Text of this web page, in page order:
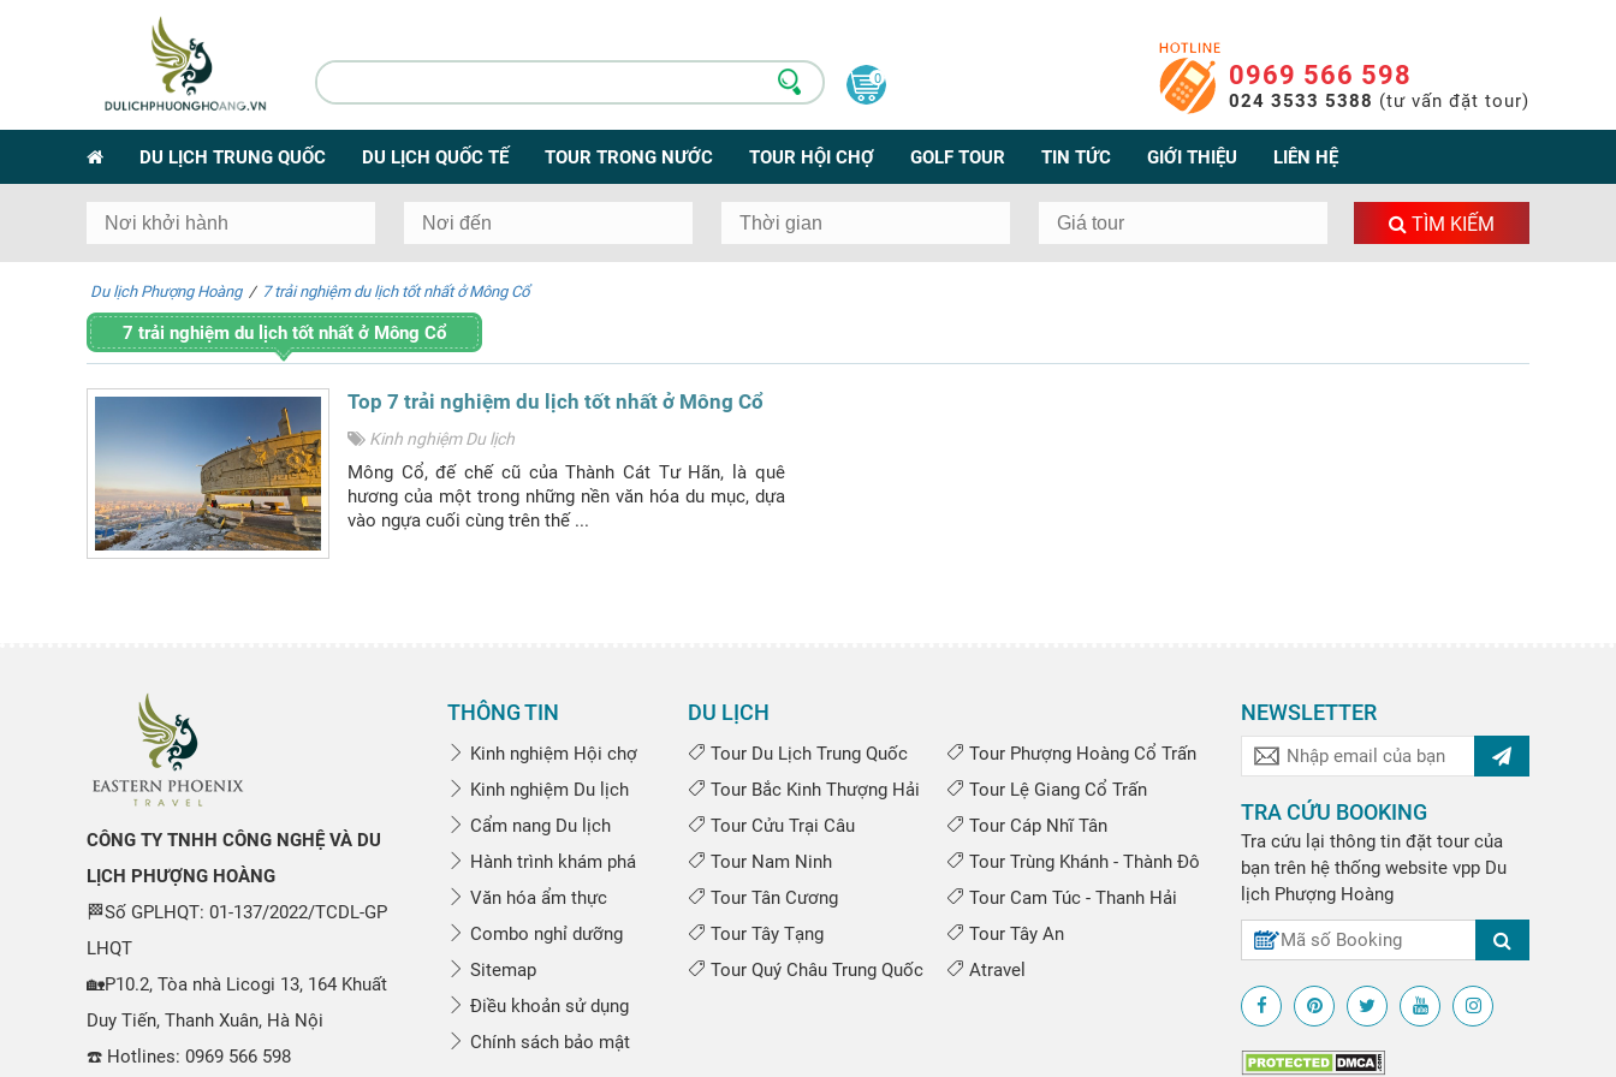
0 0969 566 598
024 3533 5388 (tư vấn đặt tour)
DU LỊCH TRUNG QUỐC DU LỊCH QUỐC TẾ TOUR TRONG NƯỚC TOUR HỘI CHỢ GOLF TOUR TIN TỨC GIỚI THIỆU LIÊN HỆ
TÌM KIẾM
Du lịch Phượng Hoàng / 7 trải nghiệm du lịch tốt nhất ở Mông Cổ
7 trải nghiệm du lịch tốt nhất ở Mông Cổ
Top 7 trải nghiệm du lịch tốt nhất ở Mông Cổ
Kinh nghiệm Du lịch
Mông Cổ, đế chế cũ của Thành Cát Tư Hãn, là quê
hương của một trong những nền văn hóa du mục, dựa
vào ngựa cuối cùng trên thế ...
CÔNG TY TNHH CÔNG NGHỆ VÀ DU
LỊCH PHƯỢNG HOÀNG
🏁Số GPLHQT: 01-137/2022/TCDL-GP
LHQT
🏡P10.2, Tòa nhà Licogi 13, 164 Khuất
Duy Tiến, Thanh Xuân, Hà Nội
☎️ Hotlines: 0969 566 598
THÔNG TIN
Kinh nghiệm Hội chợ
Kinh nghiệm Du lịch
Cẩm nang Du lịch
Hành trình khám phá
Văn hóa ẩm thực
Combo nghỉ dưỡng
Sitemap
Điều khoản sử dụng
Chính sách bảo mật
DU LỊCH
Tour Du Lịch Trung Quốc
Tour Phượng Hoàng Cổ Trấn
Tour Bắc Kinh Thượng Hải
Tour Lệ Giang Cổ Trấn
Tour Cửu Trại Câu
Tour Cáp Nhĩ Tân
Tour Nam Ninh
Tour Trùng Khánh - Thành Đô
Tour Tân Cương
Tour Cam Túc - Thanh Hải
Tour Tây Tạng
Tour Tây An
Tour Quý Châu Trung Quốc
Atravel
NEWSLETTER
TRA CỨU BOOKING
Tra cứu lại thông tin đặt tour của
bạn trên hệ thống website vpp Du
lịch Phượng Hoàng